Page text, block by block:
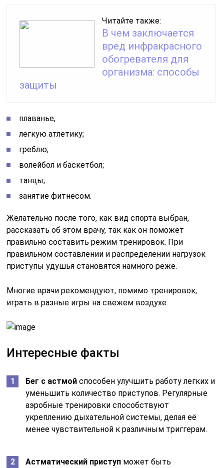
Читайте также:
В чем заключается
вред инфракрасного
обогревателя для
организма: способы
защиты
плаванье;
легкую атлетику;
греблю;
волейбол и баскетбол;
танцы;
занятие фитнесом.
Желательно после того, как вид спорта выбран,
рассказать об этом врачу, так как он поможет
правильно составить режим тренировок. При
правильном составлении и распределении нагрузок
приступы удушья становятся намного реже.
Многие врачи рекомендуют, помимо тренировок,
играть в разные игры на свежем воздухе.
Интересные факты
Бег с астмой способен улучшить работу легких и
уменьшить количество приступов. Регулярные
аэробные тренировки способствуют
укреплению дыхательной системы, делая её
менее чувствительной к различным триггерам.
Астматический приступ может быть